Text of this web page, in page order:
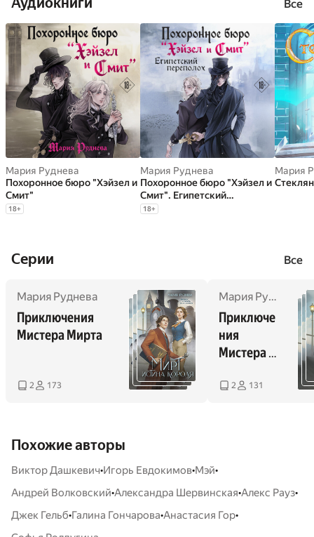
Все
Мария Руднева
Похоронное бюро "Хэйзел и
Смит"
18+
Мария Руднева
Похоронное бюро "Хэйзел и
Смит". Египетский
переполох
18+
Мария
Cерии Все
Мария Руднева
Приключения
Мистера Мирта
2 173
Мария Руднева
Приключе
ния
Мистера
2 131
Похожие авторы
Виктор Дашкевич•Игорь Евдокимов•Мэй•
Андрей Волковский•Александра Шервинская•Алекс Рауз•
Джек Гельб•Галина Гончарова•Анастасия Гор•